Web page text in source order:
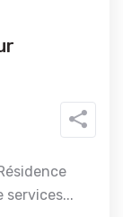
services...